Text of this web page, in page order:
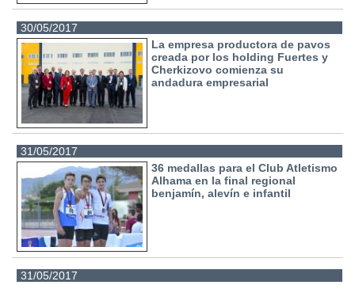
30/05/2017
La empresa productora de pavos
creada por los holding Fuertes y
Cherkizovo comienza su
andadura empresarial
31/05/2017
36 medallas para el Club Atletismo
Alhama en la final regional
benjamín, alevín e infantil
31/05/2017